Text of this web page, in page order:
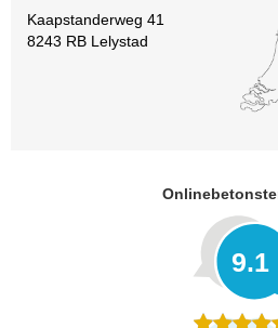
Kaapstanderweg 41
8243 RB Lelystad
9.1